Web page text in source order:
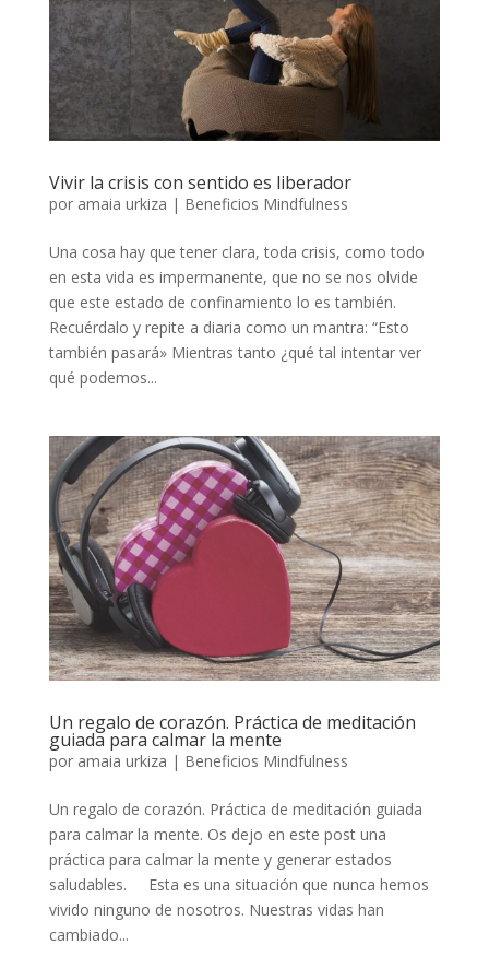
Vivir la crisis con sentido es liberador
por amaia urkiza | Beneficios Mindfulness
Una cosa hay que tener clara, toda crisis, como todo
en esta vida es impermanente, que no se nos olvide
que este estado de confinamiento lo es también.
Recuérdalo y repite a diaria como un mantra: “Esto
también pasará» Mientras tanto ¿qué tal intentar ver
qué podemos...
Un regalo de corazón. Práctica de meditación
guiada para calmar la mente
por amaia urkiza | Beneficios Mindfulness
Un regalo de corazón. Práctica de meditación guiada
para calmar la mente. Os dejo en este post una
práctica para calmar la mente y generar estados
saludables. Esta es una situación que nunca hemos
vivido ninguno de nosotros. Nuestras vidas han
cambiado...